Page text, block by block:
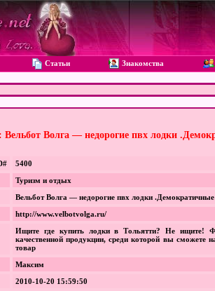
Статьи Знакомства
Вельбот Волга — недорогие пвх лодки
5400
Туризм и отдых
Вельбот Волга — недорогие пвх лодки
http://www.velbotvolga.ru/
Ищите где купить лодки в Тольятти? Не ищите!
качественной продукции, среди которой вы
товар
Максим
2010-10-20 15:59:50